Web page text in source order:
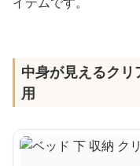
中身が見えるク
用